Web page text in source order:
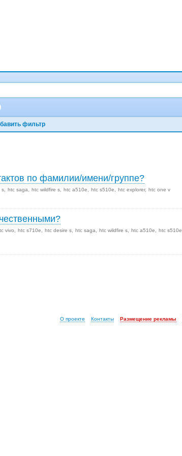
фильтр
по фамилии/имени/группе?
s htc saga htc wildfire s htc a510e htc s510e htc explorer htc one v
vivo htc s710e htc desire s htc saga htc wildfire s htc a510e htc s510e
О проекте Контакты Размещение рекламы